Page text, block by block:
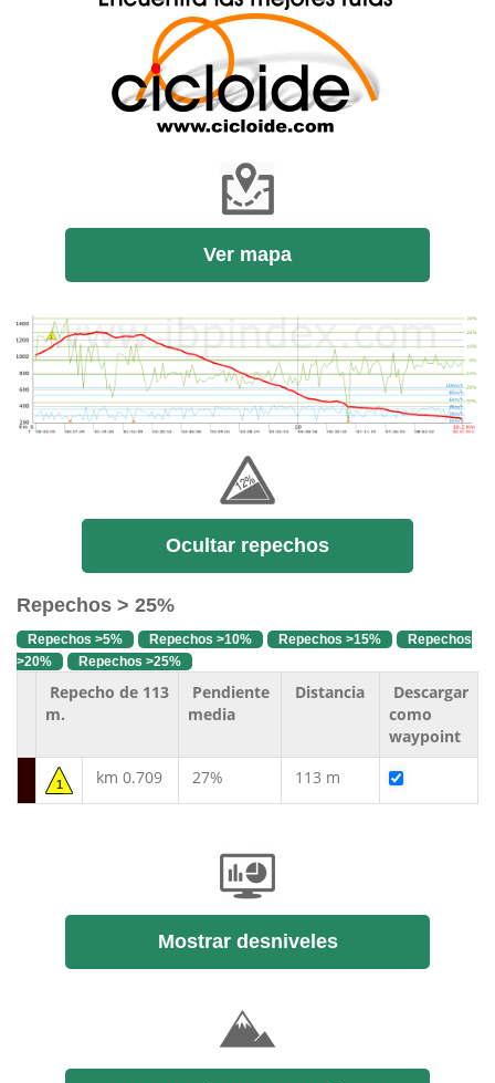
Ver mapa
Ocultar repechos
Repechos > 25%
Repechos >5% Repechos >10% Repechos >15%
Repechos
>20%
Repechos >25%
Repecho de 113
m.
Pendiente
media
Distancia
Descargar
como
waypoint
1 km 0.709 27% 113 m
Mostrar desniveles